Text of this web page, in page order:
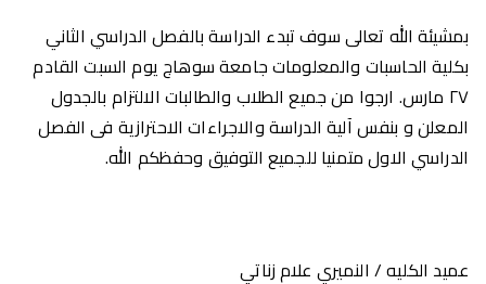
بمشيئة الله تعالى سوف تبدء الدراسة بالفصل الدراسي الثاني
بكلية الحاسبات والمعلومات جامعة سوهاج يوم السبت القادم
٢٧ مارس. ارجوا من جميع الطلاب والطالبات الالتزام بالجدول
المعلن و بنفس آلية الدراسة والاجراءات الاحترازية فى الفصل
الدراسي الاول متمنيا للجميع التوفيق وحفظكم الله.
عميد الكليه / النميري علام زناتي